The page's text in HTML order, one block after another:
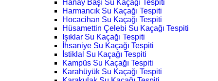
Hanay Başı Su Kaçağı Tespiti
Harmancık Su Kaçağı Tespiti
Hocacihan Su Kaçağı Tespiti
Hüsamettin Çelebi Su Kaçağı Tespiti
Işıklar Su Kaçağı Tespiti
İhsaniye Su Kaçağı Tespiti
İstiklal Su Kaçağı Tespiti
Kampüs Su Kaçağı Tespiti
Karahüyük Su Kaçağı Tespiti